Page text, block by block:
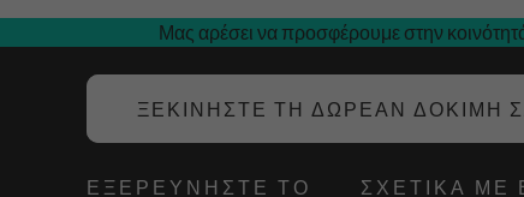
Μας αρέσει να προσφέρουμε στην
ΞΕΚΙΝΉΣΤΕ ΤΗ ΔΩΡΕΆΝ ΔΟΚΙΜΉ
ΕΞΕΡΕΥΝΉΣΤΕ ΤΟ ΣΧΕΤΙΚΆ ΜΕ